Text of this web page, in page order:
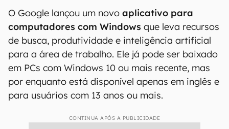
O Google lançou um novo aplicativo para
computadores com Windows que leva recursos
de busca, produtividade e inteligência artificial
para a área de trabalho. Ele já pode ser baixado
em PCs com Windows 10 ou mais recente, mas
por enquanto está disponível apenas em inglês e
para usuários com 13 anos ou mais.
CONTINUA APÓS A PUBLICIDADE